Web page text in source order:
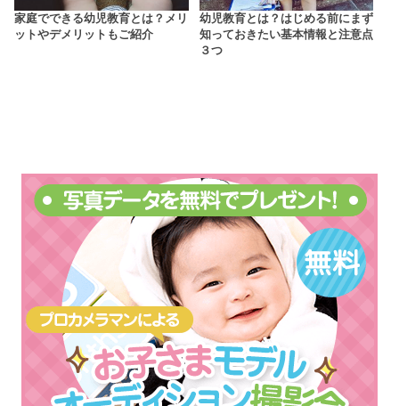
家庭でできる幼児教育とは？メリ
ットやデメリットもご紹介
幼児教育とは？はじめる前にまず
知っておきたい基本情報と注意点
３つ